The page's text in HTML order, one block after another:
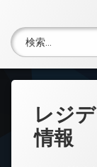
レジ
情報